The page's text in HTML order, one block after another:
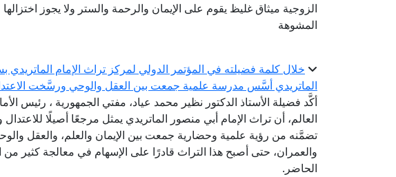
الزوجية ميثاق غليظ يقوم على الإيمان والرحمة والستر ولا يجوز
المشوهة
خلال كلمة فضيلته في المؤتمر الدولي لمركز تراث الإمام الماتريدي
الماتريدي أسَّس مدرسة علمية جمعت بين العقل والوحي ورسَّخت
أكَّد فضيلة الأستاذ الدكتور نظير محمد عياد، مفتي الجمهورية ، رئيس
العالم، أن تراث الإمام أبي منصور الماتريدي يمثل مرجعًا أصيلًا للاعتدال
تضمَّنه من رؤية علمية وحضارية جمعت بين الإيمان والعلم، والعقل
والعمران، حتى أصبح هذا التراث قادرًا على الإسهام في معالجة كثير من
الحاضر.